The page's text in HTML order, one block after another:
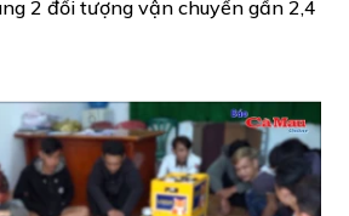
2 đối tượng vận chuyển gần 2,4